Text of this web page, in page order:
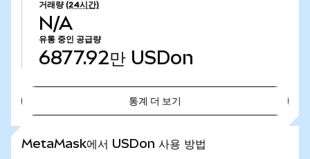
거래량 (24시간)
N/A
유통 중인 공급량
6877.92만 USDon
통계 더 보기
MetaMask에서 USDon 사용 방법